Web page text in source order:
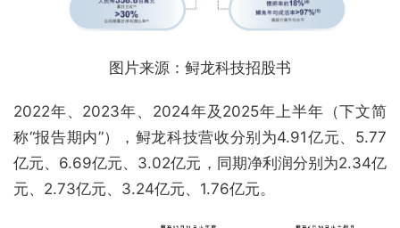
图片来源：鲟龙科技招股书
2022年、2023年、2024年及2025年上半年（下文简
称“报告期内”），鲟龙科技营收分别为4.91亿元、5.77
亿元、6.69亿元、3.02亿元，同期净利润分别为2.34亿
元、2.73亿元、3.24亿元、1.76亿元。